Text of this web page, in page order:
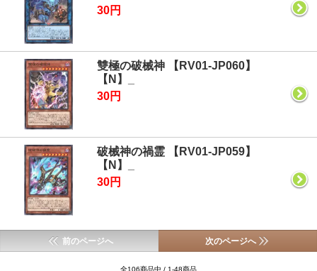
30円
雙極の破械神 【RV01-JP060】
【N】_
30円
破械神の禍霊 【RV01-JP059】
【N】_
30円
前のページへ 次のページへ
全106商品中 / 1-48商品